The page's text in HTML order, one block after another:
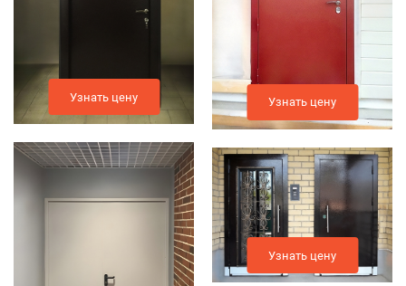
Узнать цену Узнать цену
Узнать цену